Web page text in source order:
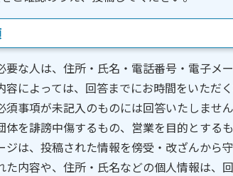
要な人は、住所・氏名・電話番号・電子メ
容によっては、回答までにお時間をいただく
須事項が未記入のものには回答いたしませ
体を誹謗中傷するもの、営業を目的とする
ジは、投稿された情報を傍受・改ざんから
た内容や、住所・氏名などの個人情報は、